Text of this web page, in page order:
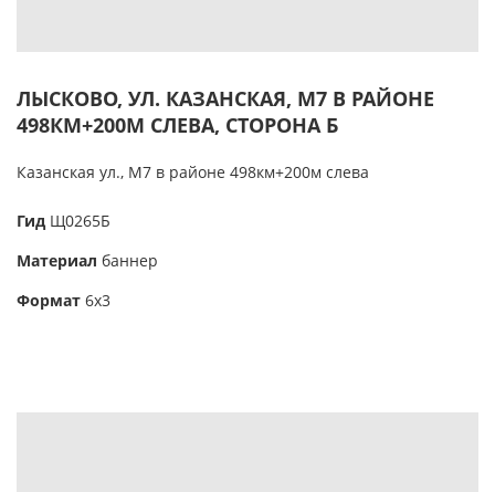
ЛЫСКОВО, УЛ. КАЗАНСКАЯ, М7 В РАЙОНЕ
498КМ+200М СЛЕВА, СТОРОНА Б
Казанская ул., М7 в районе 498км+200м слева
Гид Щ0265Б
Материал баннер
Формат 6х3